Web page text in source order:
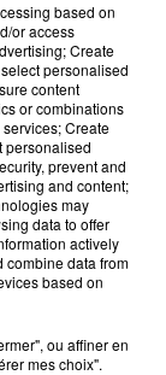
11h50
11h50
based on
or access
Create
personalised
content
or combinations
Create
personalised
prevent and
and content;
may
data to offer
actively
combine data from
based on
ou affiner en
mes choix".